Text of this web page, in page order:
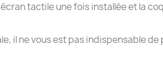
tactile une fois installée et la
il ne vous est pas indispensable